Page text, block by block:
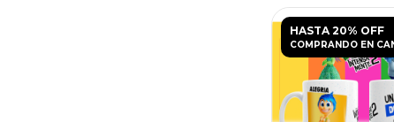
HASTA 20% OFF
COMPRANDO EN